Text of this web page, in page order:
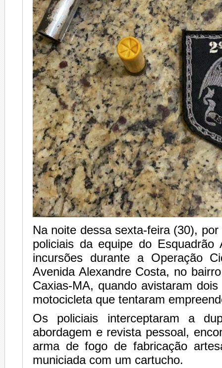
Na noite dessa sexta-feira (30),
policiais da equipe do Esquadrão
incursões durante a Operação
Avenida Alexandre Costa, no
Caxias-MA, quando avistaram
motocicleta que tentaram
Os policiais interceptaram a
abordagem e revista pessoal,
arma de fogo de fabricação
municiada com um cartucho.